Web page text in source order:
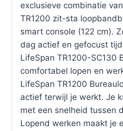
exclusieve combinatie
TR1200 zit-sta
smart console (122 cm).
dag actief en gefocust
LifeSpan TR1200-SC130
comfortabel lopen en
LifeSpan TR1200
actief terwijl je werkt. Je
met een snelheid tussen
Lopend werken maakt je